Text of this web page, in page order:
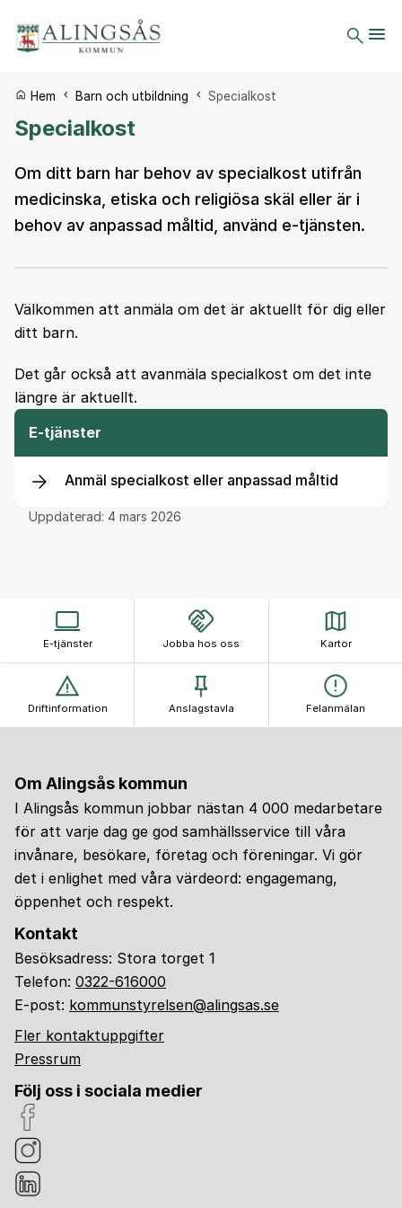
Du är här:
Hem Barn och utbildning Specialkost
Specialkost
Om ditt barn har behov av specialkost utifrån
medicinska, etiska och religiösa skäl eller är i
behov av anpassad måltid, använd e-tjänsten.
Välkommen att anmäla om det är aktuellt för dig eller
ditt barn.
Det går också att avanmäla specialkost om det inte
längre är aktuellt.
E-tjänster
Anmäl specialkost eller anpassad måltid
Uppdaterad: 4 mars 2026
E-tjänster Jobba hos oss Kartor
Driftinformation Anslagstavla Felanmälan
Om Alingsås kommun
I Alingsås kommun jobbar nästan 4 000 medarbetare
för att varje dag ge god samhällsservice till våra
invånare, besökare, företag och föreningar. Vi gör
det i enlighet med våra värdeord: engagemang,
öppenhet och respekt.
Kontakt
Besöksadress: Stora torget 1
Telefon: 0322-616000
E-post: kommunstyrelsen@alingsas.se
Fler kontaktuppgifter
Pressrum
Följ oss i sociala medier